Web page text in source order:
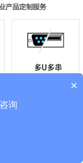
×
询